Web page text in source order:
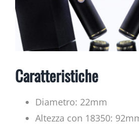
Caratteristiche
Diametro: 22mm
Altezza con 18350: